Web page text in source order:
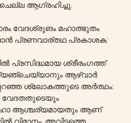
ചെല്ല ആഗ്രഹിച്ചു.
വേദശ്രുങം മഹാത്ഭുതം
പ്രണവാര്തഥ പ്രകാശക:
പ്രസിദ്ധമായ ശ്രീരംഗത്ത്
ആഴ്വാർ
ശ്ലോകത്തുടെ അർത്ഥം:
ആശ്ചര്യമായതും ആണ്